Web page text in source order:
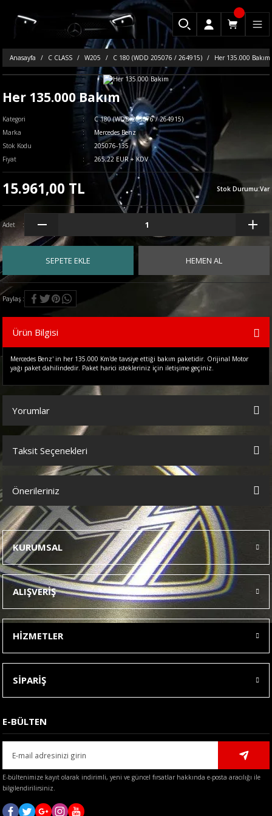
Anasayfa C CLASS W205 C 180 (WDD 205076 / 264915) Her 135.000 Bakım
Her 135.000 Bakım
Kategori
C 180 (WDD 205076 / 264915)
Marka
Mercedes Benz
Stok Kodu
205076-135
Fiyat
265,22 EUR + KDV
15.961,00 TL Stok Durumu:Var
Adet
SEPETE EKLE HEMEN AL
Paylaş
Ürün Bilgisi
Mercedes Benz' in her 135.000 Km'de tavsiye ettiği bakım paketidir. Orijinal Motor
yağı paket dahilindedir. Paket harici istekleriniz için iletişime geçiniz.
Yorumlar
Bu ürüne ilk yorumu siz yapın!
Taksit Seçenekleri
Önerileriniz
Bu ürünün fiyat bilgisi, resim, ürün açıklamalarında ve diğer
konularda yetersiz gördüğünüz noktaları öneri formunu kullanarak
tarafımıza iletebilirsiniz.
Görüş ve önerileriniz için teşekkür ederiz.
Ürün resmi kalitesiz, bozuk veya görüntülenemiyor.
Ürün açıklamasında eksik bilgiler bulunuyor.
Ürün bilgilerinde hatalar bulunuyor.
Ürün fiyatı diğer sitelerden daha pahalı.
Bu ürüne benzer farklı alternatifler olmalı.
Gönder
KURUMSAL
ALIŞVERİŞ
HİZMETLER
SİPARİŞ
E-BÜLTEN
E-bültenimize kayıt olarak indirimli, yeni ve güncel fırsatlar hakkında e-posta aracılığı ile
bilgilendirilirsiniz.